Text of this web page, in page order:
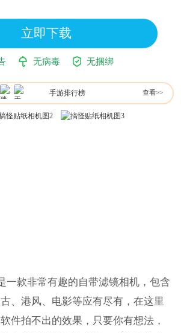
立即下载
无病毒 无捆绑
手游排行榜 查看>>
一款非常有趣的自带滤镜相机，包含
、港风、电影等应有尽有，在这里
件拍不出的效果，只要你有想法，